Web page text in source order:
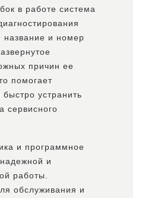
в работе система
название и номер
причин ее
помогает
устранить
сервисного
и программное
и
работы.
обслуживания и